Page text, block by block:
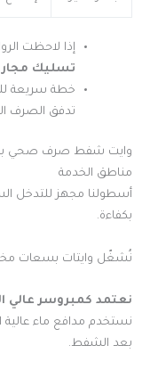
إذا لاحظت
تسليك
خطة سريعة
تدفق الصرف
وايت شفط صرف صحي
مناطق الخدمة
أسطولنا مجهز للتدخل
بكفاءة.
نُشغّل وايتات بسعات
نعتمد كمبروسر عالي
نستخدم مدافع ماء
بعد الشفط.